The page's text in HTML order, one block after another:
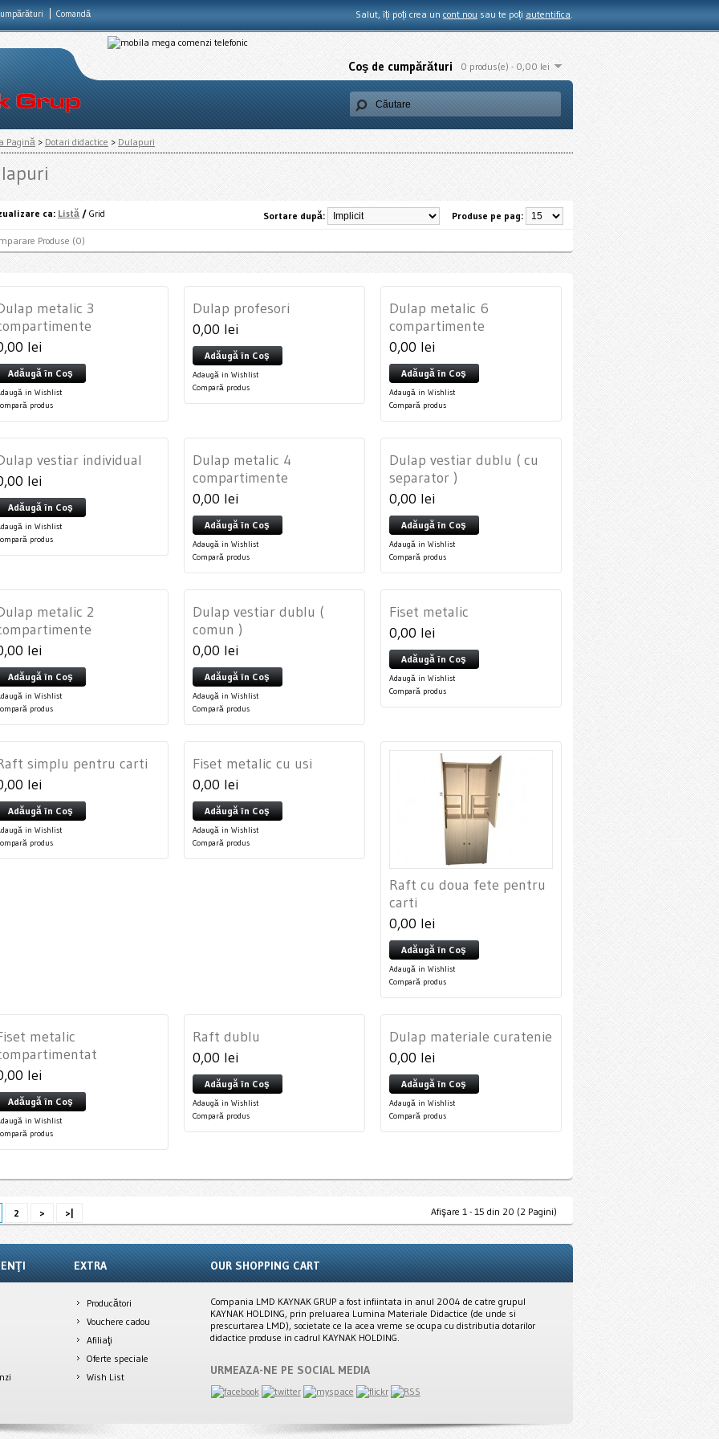
Comandă Salut, îți poți crea un cont nou sau te poți autentifica.
Coş de cumpărături 0 produs(e) - 0,00 lei
Pagină > Dotari didactice> Dulapuri
ca: Listă / Grid Produse pe pag:
Sortare după:
Produse (0)
metalic 3
lei
Adăugă în Coş
in Wishlist
produs
Dulap profesori
0,00 lei
Adăugă în Coş
Adaugă in Wishlist
Compară produs
Dulap metalic 6
compartimente
0,00 lei
Adăugă în Coş
Adaugă in Wishlist
Compară produs
vestiar individual
lei
Adăugă în Coş
in Wishlist
produs
Dulap metalic 4
compartimente
0,00 lei
Adăugă în Coş
Adaugă in Wishlist
Compară produs
Dulap vestiar dublu ( cu
separator )
0,00 lei
Adăugă în Coş
Adaugă in Wishlist
Compară produs
metalic 2
lei
Adăugă în Coş
in Wishlist
produs
Dulap vestiar dublu (
comun )
0,00 lei
Adăugă în Coş
Adaugă in Wishlist
Compară produs
Fiset metalic
0,00 lei
Adăugă în Coş
Adaugă in Wishlist
Compară produs
simplu pentru carti
lei
Adăugă în Coş
in Wishlist
produs
Fiset metalic cu usi
0,00 lei
Adăugă în Coş
Adaugă in Wishlist
Compară produs
Raft cu doua fete pentru
carti
0,00 lei
Adăugă în Coş
Adaugă in Wishlist
Compară produs
metalic
lei
Adăugă în Coş
in Wishlist
produs
Raft dublu
0,00 lei
Adăugă în Coş
Adaugă in Wishlist
Compară produs
Dulap materiale curatenie
0,00 lei
Adăugă în Coş
Adaugă in Wishlist
Compară produs
2 > >| Afişare 1 - 15 din 20 (2 Pagini)
EXTRA
Producători
Vouchere cadou
Afiliaţi
Oferte speciale
Wish List
OUR SHOPPING CART
Compania LMD KAYNAK GRUP a fost infiintata in anul 2004 de catre grupul
KAYNAK HOLDING, prin preluarea Lumina Materiale Didactice (de unde si
prescurtarea LMD), societate ce la acea vreme se ocupa cu distributia dotarilor
didactice produse in cadrul KAYNAK HOLDING.
URMEAZA-NE PE SOCIAL MEDIA